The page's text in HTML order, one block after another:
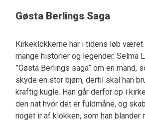
Gøsta Berlings Saga
Kirkeklokkerne har i tidens løb
mange historier og legender. Selma
”Gøsta Berlings saga” om en mand,
skyde en stor bjørn, dertil skal han
kraftig kugle. Han går derfor op i
den nat hvor det er fuldmåne, og
noget ir af klokken, som han blander